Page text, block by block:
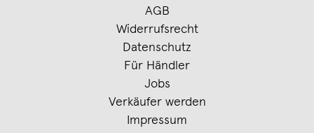
AGB
Widerrufsrecht
Datenschutz
Für Händler
Jobs
Verkäufer werden
Impressum